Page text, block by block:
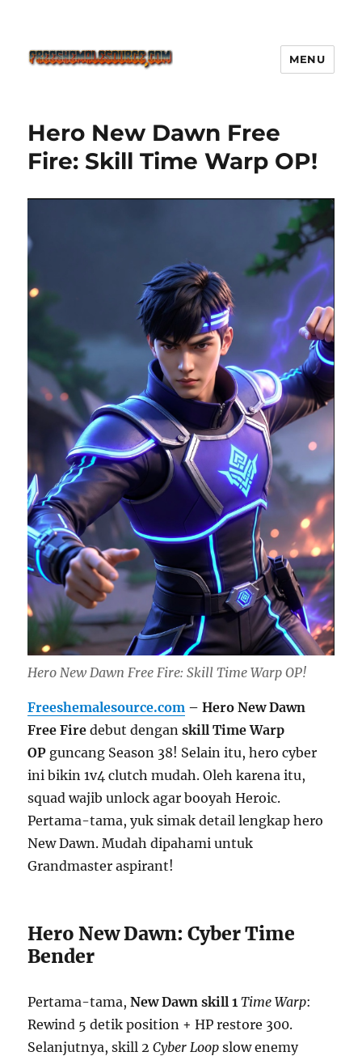
Defense Main Game Ini Pasti
Ketagihan!
MENU
Hero New Dawn Free
Fire: Skill Time Warp OP!
Hero New Dawn Free Fire: Skill Time Warp OP!
Freeshemalesource.com – Hero New Dawn
Free Fire debut denganskill Time Warp
OP guncang Season 38! Selain itu, hero cyber
ini bikin 1v4 clutch mudah. Oleh karena itu,
squad wajib unlock agar booyah Heroic.
Pertama-tama, yuk simak detail lengkap hero
New Dawn. Mudah dipahami untuk
Grandmaster aspirant!
Hero New Dawn: Cyber Time
Bender
Pertama-tama,New Dawn skill 1 Time Warp:
Rewind 5 detik position + HP restore 300.
Selanjutnya, skill 2Cyber Loop slow enemy